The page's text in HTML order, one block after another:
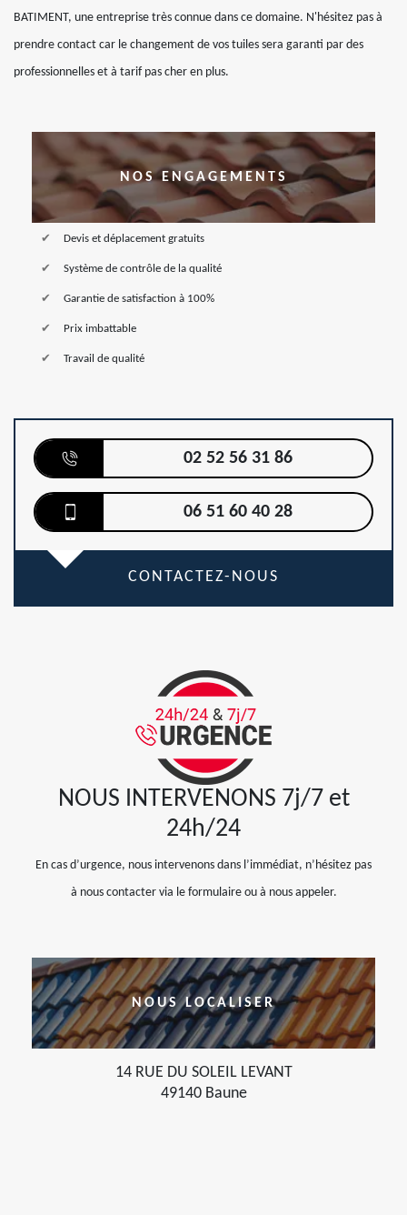
BATIMENT, une entreprise très connue dans ce domaine. N'hésitez pas à
prendre contact car le changement de vos tuiles sera garanti par des
professionnelles et à tarif pas cher en plus.
NOS ENGAGEMENTS
Devis et déplacement gratuits
Système de contrôle de la qualité
Garantie de satisfaction à 100%
Prix imbattable
Travail de qualité
02 52 56 31 86
06 51 60 40 28
CONTACTEZ-NOUS
NOUS INTERVENONS 7j/7 et
24h/24
En cas d’urgence, nous intervenons dans l’immédiat, n’hésitez pas
à nous contacter via le formulaire ou à nous appeler.
NOUS LOCALISER
14 RUE DU SOLEIL LEVANT
49140 Baune